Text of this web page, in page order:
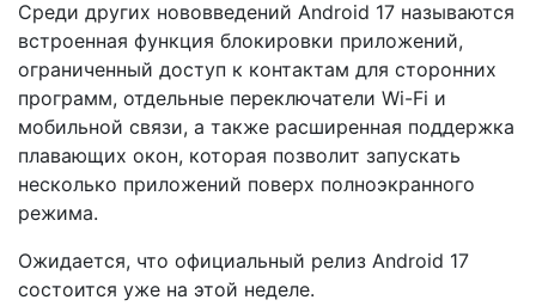
Среди других нововведений Android 17 называются
встроенная функция блокировки приложений,
ограниченный доступ к контактам для сторонних
программ, отдельные переключатели Wi-Fi и
мобильной связи, а также расширенная поддержка
плавающих окон, которая позволит запускать
несколько приложений поверх полноэкранного
режима.
Ожидается, что официальный релиз Android 17
состоится уже на этой неделе.